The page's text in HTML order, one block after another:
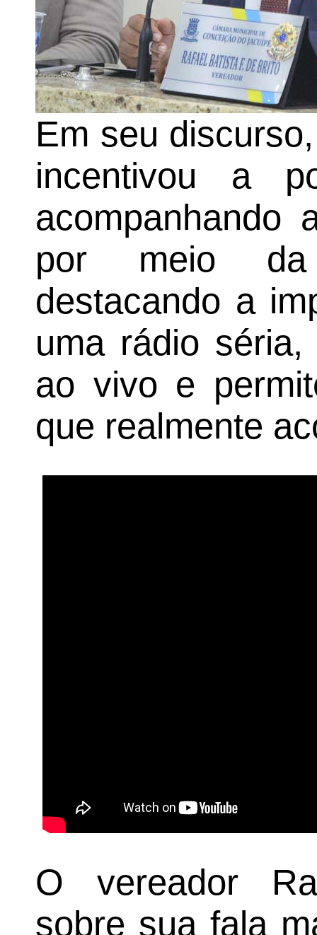
Em seu
incentivou a
acompanhando
por meio da
destacando a
uma rádio
ao vivo e
que realmente
O vereador
sobre sua fala